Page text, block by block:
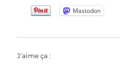
Mastodon
J’aime ça :